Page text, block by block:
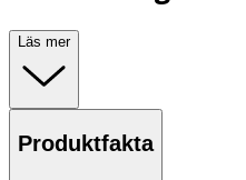
Läs mer
Produktfakta